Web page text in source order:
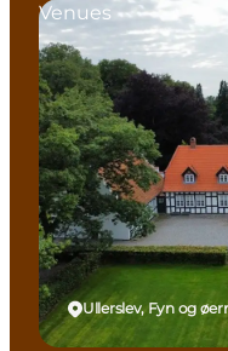
Ullerslev, Fyn og
Venues